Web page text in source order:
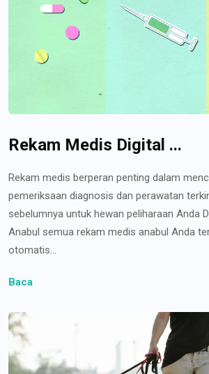
Rekam Medis Digital ...
Rekam medis berperan penting dalam
pemeriksaan diagnosis dan perawatan
sebelumnya untuk hewan peliharaan Anda
Anabul semua rekam medis anabul Anda
otomatis...
Baca